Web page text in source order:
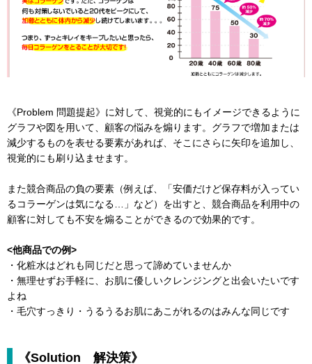
《Problem 問題提起》に対して、視覚的にもイメージできるように
グラフや図を用いて、顧客の悩みを煽ります。グラフで増加または
減少するものを表せる要素があれば、そこにさらに矢印を追加し、
視覚的にも刷り込ませます。
また競合商品の負の要素（例えば、「安価だけど保存料が入ってい
るコラーゲンは気になる…」など）を出すと、競合商品を利用中の
顧客に対しても不安を煽ることができるので効果的です。
<他商品での例>
・化粧水はどれも同じだと思って諦めていませんか
・無理せずお手軽に、お肌に優しいクレンジングと出会いたいです
よね
・毛穴すっきり・うるうるお肌にあこがれるのはみんな同じです
《Solution 解決策》